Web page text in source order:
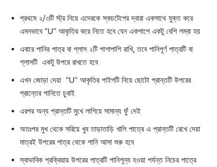
প্রথমে ২/৩টি স্ট্র নিয়ে এদেরকে স্কচটেপের দ্বারা একসাথে যুক্ত করে
এমনভাবে “U” আকৃতির করে নিতে হবে যেন একপাশে একটু বেশি লম্বা হয়
এবারে পানির পাত্র বা গ্লাস ২টি পাশাপাশি রাখি, তবে পানিপূর্ণ পাত্রটি বা
গ্লাসটি একটু উপরে রাখতে হবে
এখন জোড়া দেয়া “U” আকৃতির পাইপটি নিয়ে ছোটো প্রান্তটি উপরের
প্রান্তের পানিতে চুবাই
এরপর অন্য প্রান্তটি মুখে লাগিয়ে সামান্য ফুঁ দেই
অতঃপর মুখ থেকে সরিয়ে খুব তাড়াতাড়ি খালি পাত্রে এ প্রান্তটি রেখে দেয়া
মাত্রই উপরের পাত্র থেকে পানি আসা শুরু হবে
স্বাভাবিক প্রক্রিয়ায় উপরের পাত্রটি পানিশূন্য হওয়া পর্যন্ত নিচের পাত্রে